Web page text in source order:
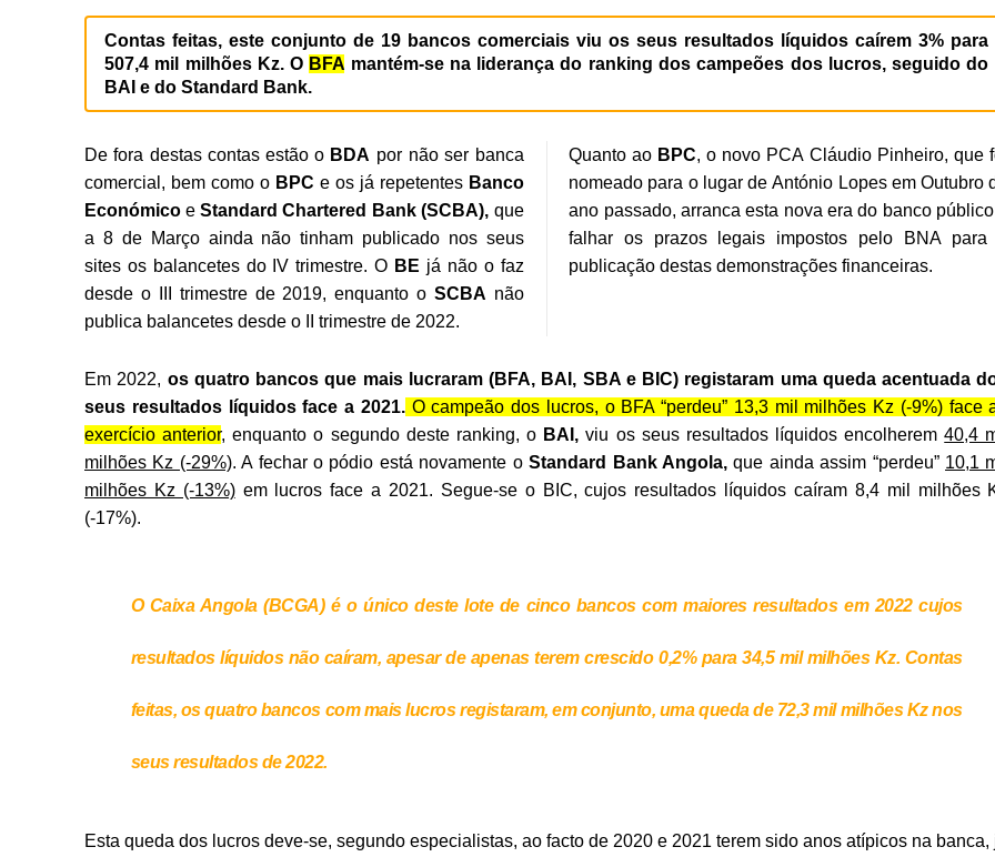
Contas feitas, este conjunto de 19 bancos comerciais viu os seus resultados líquidos caírem 3% para
507,4 mil milhões Kz. O BFA mantém-se na liderança do ranking dos campeões dos lucros, seguido do
BAI e do Standard Bank.
De fora destas contas estão o BDA por não ser banca
comercial, bem como o BPC e os já repetentes Banco
Económico e Standard Chartered Bank (SCBA), que
a 8 de Março ainda não tinham publicado nos seus
sites os balancetes do IV trimestre. O BE já não o faz
desde o III trimestre de 2019, enquanto o SCBA não
publica balancetes desde o II trimestre de 2022.
Quanto ao BPC, o novo PCA Cláudio Pinheiro, que
nomeado para o lugar de António Lopes em Outubro
ano passado, arranca esta nova era do banco
falhar os prazos legais impostos pelo BNA para
publicação destas demonstrações financeiras.
Em 2022, os quatro bancos que mais lucraram (BFA, BAI, SBA e BIC) registaram uma queda acentuada
seus resultados líquidos face a 2021.O campeão dos lucros, o BFA “perdeu” 13,3 mil milhões Kz (-9%) face
exercício anterior, enquanto o segundo deste ranking, o BAI, viu os seus resultados líquidos encolherem40,4
milhões Kz (-29%).A fechar o pódio está novamente oStandard Bank Angola,que ainda assim “perdeu” 10,1
milhões Kz (-13%)em lucros face a 2021. Segue-se o BIC, cujos resultados líquidos caíram 8,4 mil milhões
(-17%).
O Caixa Angola (BCGA) é o único deste lote de cinco bancos com maiores resultados em 2022 cujos
resultados líquidos não caíram, apesar de apenas terem crescido 0,2% para 34,5 mil milhões Kz. Contas
feitas, os quatro bancos com mais lucros registaram, em conjunto, uma queda de 72,3 mil milhões Kz nos
seus resultados de 2022.
Esta queda dos lucros deve-se, segundo especialistas, ao facto de 2020 e 2021 terem sido anos atípicos na banca,